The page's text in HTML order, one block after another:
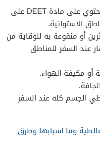
استخدام طارد الحشرات الذي يحتوي على مادة DEET على
الاستوائية.
أو منقوعة به للوقاية من
عند السفر للمناطق
أو مكيفة الهواء.
الجسم كله عند السفر
وما اسبابها وطرق